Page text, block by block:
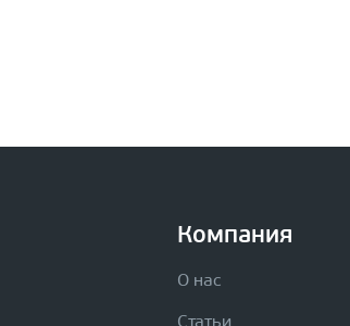
Компания
О нас